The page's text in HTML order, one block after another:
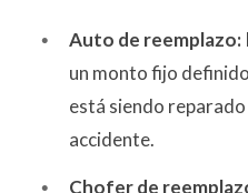
Auto de reemplazo:
un monto fijo
está siendo reparado
accidente.
Chofer de